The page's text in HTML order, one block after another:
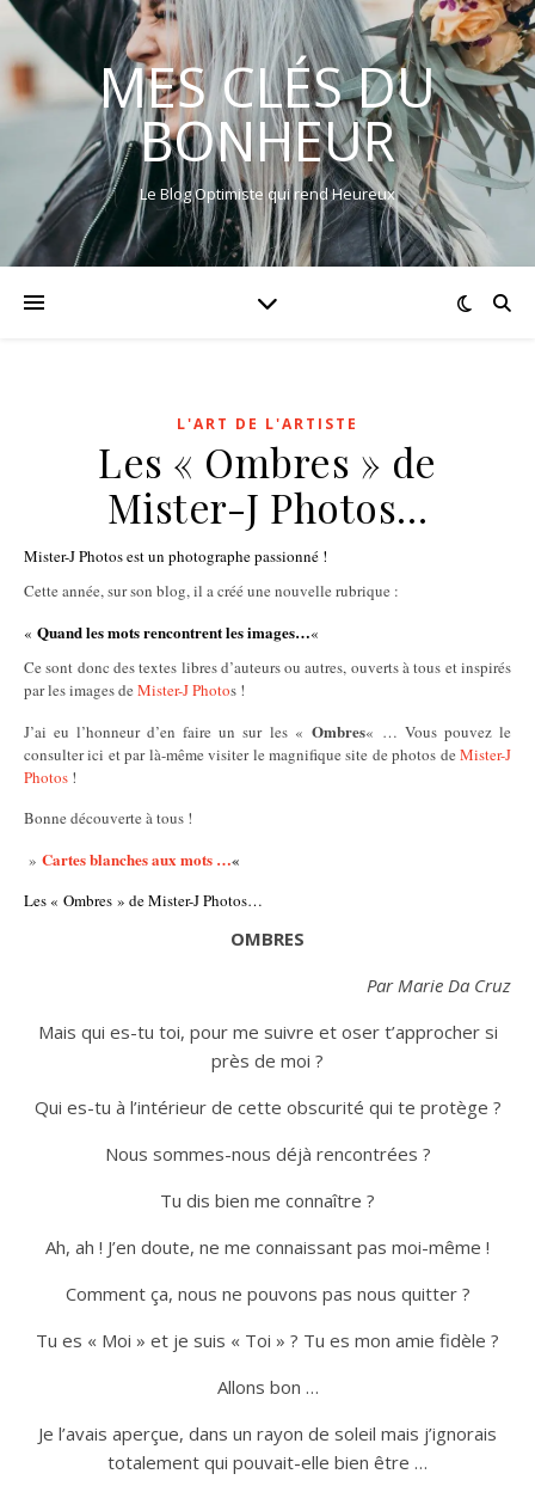
MES CLÉS DU
BONHEUR
Le Blog Optimiste qui rend Heureux
L'ART DE L'ARTISTE
Les « Ombres » de
Mister-J Photos…
Mister-J Photos est un photographe passionné !
Cette année, sur son blog, il a créé une nouvelle rubrique :
« Quand les mots rencontrent les images…«
Ce sont donc des textes libres d’auteurs ou autres, ouverts à tous et inspirés
par les images de Mister-J Photos !
J’ai eu l’honneur d’en faire un sur les « Ombres« … Vous pouvez le
consulter ici et par là-même visiter le magnifique site de photos de Mister-J
Photos !
Bonne découverte à tous !
» Cartes blanches aux mots …«
Les « Ombres » de Mister-J Photos…
OMBRES
Par Marie Da Cruz
Mais qui es-tu toi, pour me suivre et oser t’approcher si
près de moi ?
Qui es-tu à l’intérieur de cette obscurité qui te protège ?
Nous sommes-nous déjà rencontrées ?
Tu dis bien me connaître ?
Ah, ah ! J’en doute, ne me connaissant pas moi-même !
Comment ça, nous ne pouvons pas nous quitter ?
Tu es « Moi » et je suis « Toi » ? Tu es mon amie fidèle ?
Allons bon …
Je l’avais aperçue, dans un rayon de soleil mais j’ignorais
totalement qui pouvait-elle bien être …